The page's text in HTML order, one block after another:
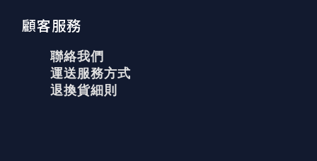
顧客服務
聯絡我們
運送服務方式
退換貨細則